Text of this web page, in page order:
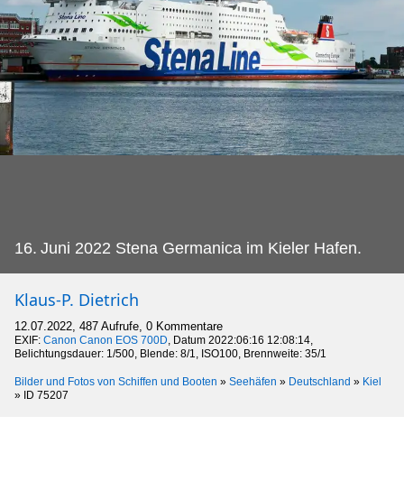
16. Juni 2022 Stena Germanica im Kieler Hafen.
Klaus-P. Dietrich
12.07.2022, 487 Aufrufe, 0 Kommentare
EXIF: Canon Canon EOS 700D, Datum 2022:06:16 12:08:14,
Belichtungsdauer: 1/500, Blende: 8/1, ISO100, Brennweite: 35/1
Bilder und Fotos von Schiffen und Booten » Seehäfen » Deutschland » Kiel
» ID 75207